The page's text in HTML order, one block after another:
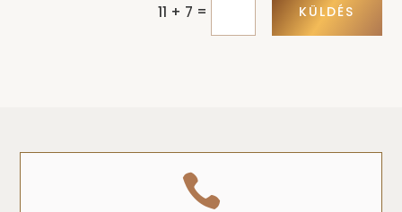
11 + 7 = KÜLDÉS
